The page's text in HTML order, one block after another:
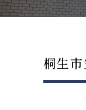
桐生